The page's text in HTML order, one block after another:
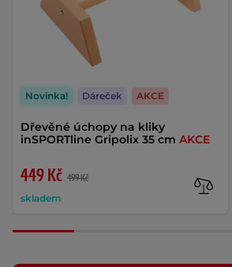
Dřevěné úchopy na kliky
inSPORTline Gripolix 35 cm AKCE
449 Kč 499 Kč
skladem
Novinka! Dáreček AKCE